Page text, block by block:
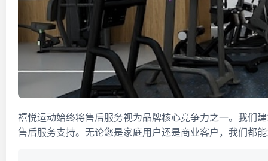
禧悦运动始终将售后服务视为品牌核心竞争力之一。我们
售后服务支持。无论您是家庭用户还是商业客户，我们都